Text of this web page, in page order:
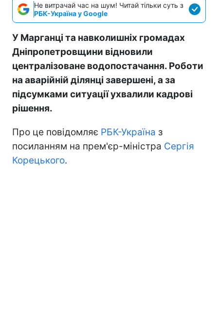
Не витрачай час на шум! Читай тільки суть з
РБК-Україна у Google
У Марганці та навколишніх громадах
Дніпропетровщини відновили
централізоване водопостачання. Роботи
на аварійній ділянці завершені, а за
підсумками ситуації ухвалили кадрові
рішення.
Про це повідомляє РБК-Україна з
посиланням на прем'єр-міністра Сергія
Корецького.